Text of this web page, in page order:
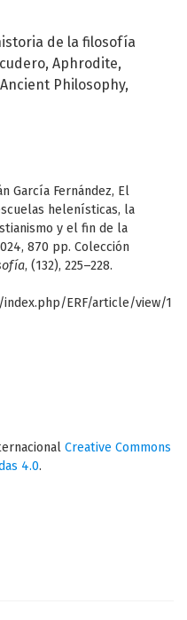
de la filosofía
Aphrodite
Philosophy
García Fernández, El
helenísticas, la
y el fin de la
870 pp. Colección
, (132), 225–228.
ERF/article/view/1
Creative Commons
4.0.